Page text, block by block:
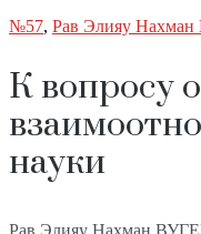
№57, Рав Элияу Нахман
К вопросу о
науки